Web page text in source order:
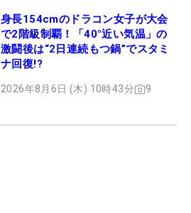
身長154cmのドラコン女子が大会
で2階級制覇！「40°近い気温」の
激闘後は“2日連続もつ鍋”でスタミ
ナ回復!?
2026年8月6日 (木) 10時43分 9